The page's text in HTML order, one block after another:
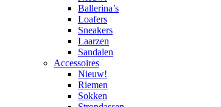
Ballerina’s
Loafers
Sneakers
Laarzen
Sandalen
Accessoires
Nieuw!
Riemen
Sokken